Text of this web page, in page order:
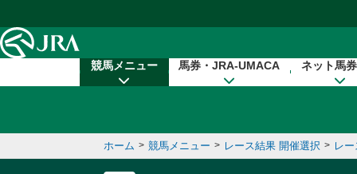
競馬メニュー 馬券・JRA-UMACA ネット馬
ホーム > 競馬メニュー > レース結果 開催選択 > レ